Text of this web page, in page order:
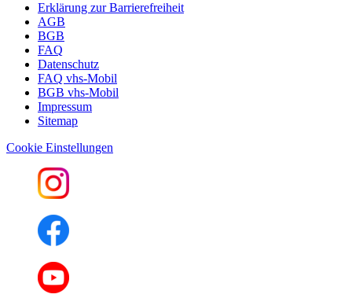
Erklärung zur Barrierefreiheit
AGB
BGB
FAQ
Datenschutz
FAQ vhs-Mobil
BGB vhs-Mobil
Impressum
Sitemap
Cookie Einstellungen